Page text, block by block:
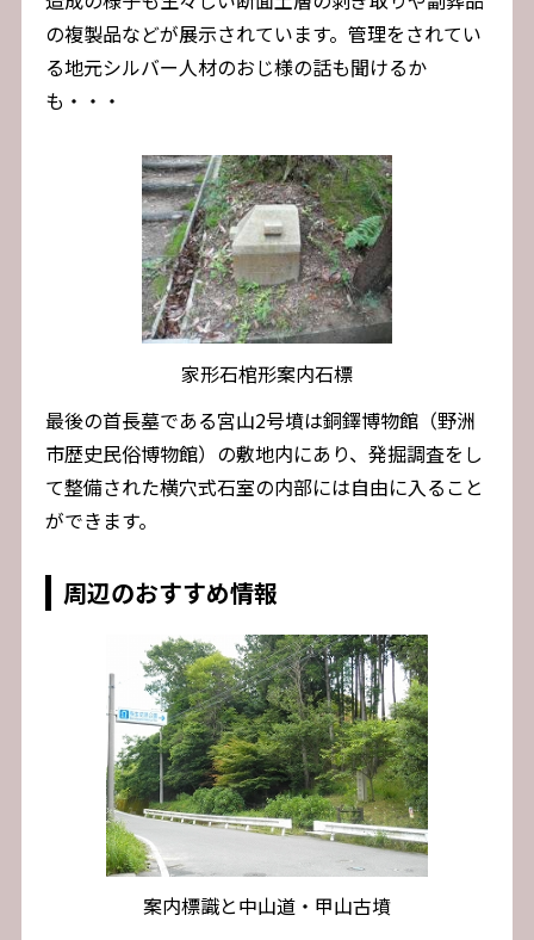
の複製品などが展示されています。管理をされてい
る地元シルバー人材のおじ様の話も聞けるか
も・・・
家形石棺形案内石標
最後の首長墓である宮山2号墳は銅鐸博物館（野洲
市歴史民俗博物館）の敷地内にあり、発掘調査をし
て整備された横穴式石室の内部には自由に入ること
ができます。
周辺のおすすめ情報
案内標識と中山道・甲山古墳